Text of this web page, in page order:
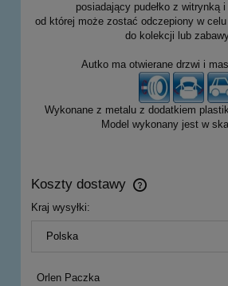
posiadający pudełko z witrynką
od której może zostać odczepiony w
do kolekcji lub
Autko ma otwierane drzwi i
Wykonane z metalu z dodatkiem
Model wykonany jest w
Koszty dostawy
Cena nie zawiera ewentualnych kosztów
Kraj wysyłki:
Orlen Paczka